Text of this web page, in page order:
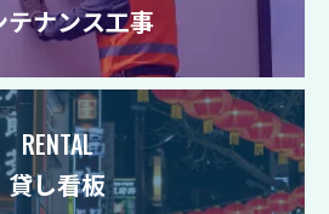
テナンス工事
RENTAL
貸し看板